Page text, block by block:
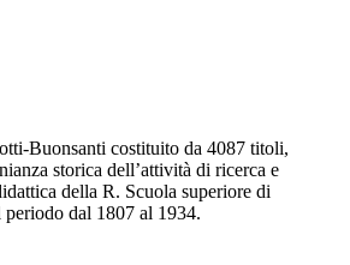
Buonsanti costituito da 4087 titoli,
storica dell’attività di ricerca e
della R. Scuola superiore di
dal 1807 al 1934.